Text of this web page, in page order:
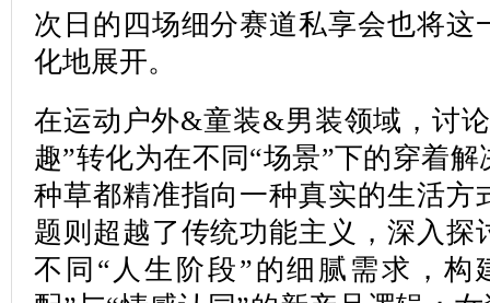
次日的四场细分赛道私享会也将这
化地展开。
在运动户外&童装&男装领域，讨
趣”转化为在不同“场景”下的穿着
种草都精准指向一种真实的生活方
题则超越了传统功能主义，深入探
不同“人生阶段”的细腻需求，构